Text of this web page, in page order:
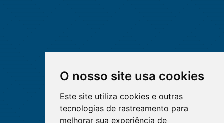
O nosso site usa cookies
Este site utiliza cookies e outras
tecnologias de rastreamento para
melhorar sua experiência de